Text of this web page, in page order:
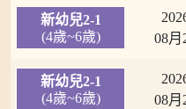
新幼兒2-1
(4歲~6歲)
08月
新幼兒2-1
(4歲~6歲)
08月